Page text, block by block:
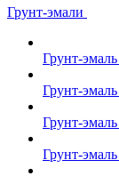
Грунт-эмали
Грунт-
Грунт-
Грунт-
Грунт-